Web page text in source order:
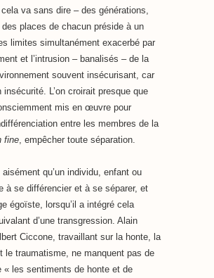
va sans dire – des générations,
places de chacun préside à un
limites simultanément exacerbé par
et l’intrusion – banalisés – de la
souvent insécurisant, car
insécurité. L’on croirait presque que
mis en œuvre pour
entre les membres de la
fine, empêcher toute séparation.
aisément qu’un individu, enfant ou
à se différencier et à se séparer, et
égoïste, lorsqu’il a intégré cela
d’une transgression. Alain
Ciccone, travaillant sur la honte, la
le traumatisme, ne manquent pas de
« les sentiments de honte et de